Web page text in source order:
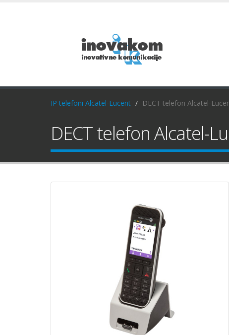
IP telefoni Alcatel-Lucent DECT telefon Alcatel-
DECT telefon Alcatel-